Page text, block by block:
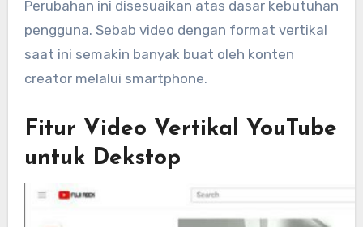
Perubahan ini disesuaikan atas dasar kebutuhan
pengguna. Sebab video dengan format vertikal
saat ini semakin banyak buat oleh konten
creator melalui smartphone.
Fitur Video Vertikal YouTube
untuk Dekstop